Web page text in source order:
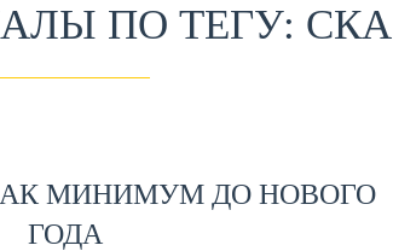
ПО ТЕГУ: СКА
МИНИМУМ ДО НОВОГО
ГОДА